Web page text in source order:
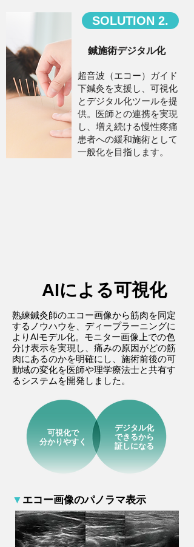
SOLUTION 2.
鍼施術デジタル化
超音波（エコー）ガイド
下鍼灸を支援し、可視化
とデジタル化ツールを提
供。医師との連携を実現
し、増え続ける慢性疼痛
患者への緩和施術として
一般化を目指します。
AIによる可視化
熟練鍼灸師のエコー画像から筋肉を同定
するノウハウを、ディープラーニングに
よりAIモデル化。モニター画像上での色
分け表示を実現し、痛みの原因がどの筋
肉にあるのかを明確にし、施術前後の可
動域の変化を医師や理学療法士と共有す
るシステムを開発しました。
可視化で
分かりやすく
デジタル化
できるから
証しになる
▼ エコー画像のパノラマ表示